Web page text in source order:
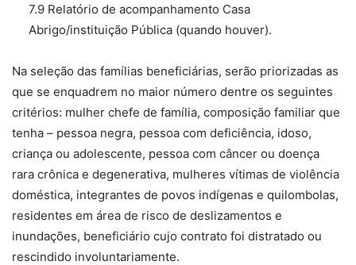
7.9 Relatório de acompanhamento Casa
Abrigo/instituição Pública (quando houver).
Na seleção das famílias beneficiárias, serão priorizadas as
que se enquadrem no maior número dentre os seguintes
critérios: mulher chefe de família, composição familiar que
tenha – pessoa negra, pessoa com deficiência, idoso,
criança ou adolescente, pessoa com câncer ou doença
rara crônica e degenerativa, mulheres vítimas de violência
doméstica, integrantes de povos indígenas e quilombolas,
residentes em área de risco de deslizamentos e
inundações, beneficiário cujo contrato foi distratado ou
rescindido involuntariamente.